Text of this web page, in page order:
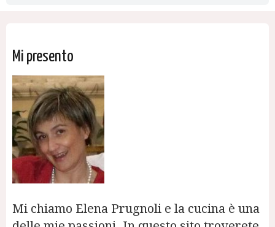
Mi presento
Mi chiamo Elena Prugnoli e la cucina è una